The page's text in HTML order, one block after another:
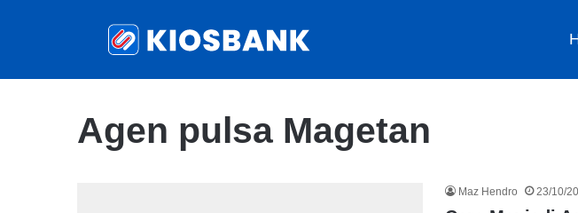
Agen pulsa Magetan
Maz Hendro 23/10/